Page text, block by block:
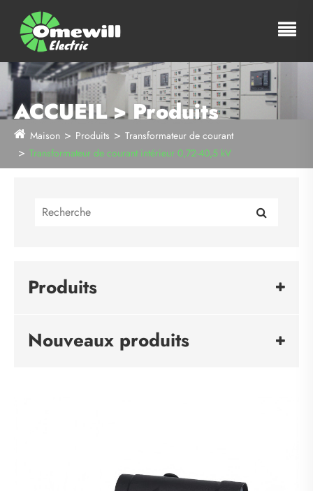
ACCUEIL > Produits
Maison Produits
Transformateur de courant
Transformateur de courant intérieur 0,72-40,5 kV
Produits
Nouveaux produits